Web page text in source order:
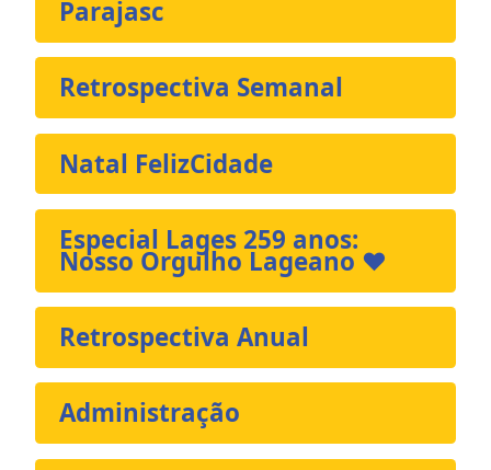
Parajasc
Retrospectiva Semanal
Natal FelizCidade
Especial Lages 259 anos:
Nosso Orgulho Lageano ❤️
Retrospectiva Anual
Administração